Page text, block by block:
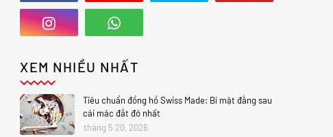
XEM NHIỀU NHẤT
Tiêu chuẩn đồng hồ Swiss Made: Bí mật đằng sau
cái mác đắt đỏ nhất
tháng 5 20, 2026